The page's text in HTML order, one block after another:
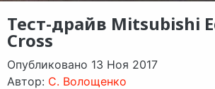
Тест-драйв Mitsubishi
Cross
Опубликовано 13 Ноя 2017
Автор: C. Волощенко